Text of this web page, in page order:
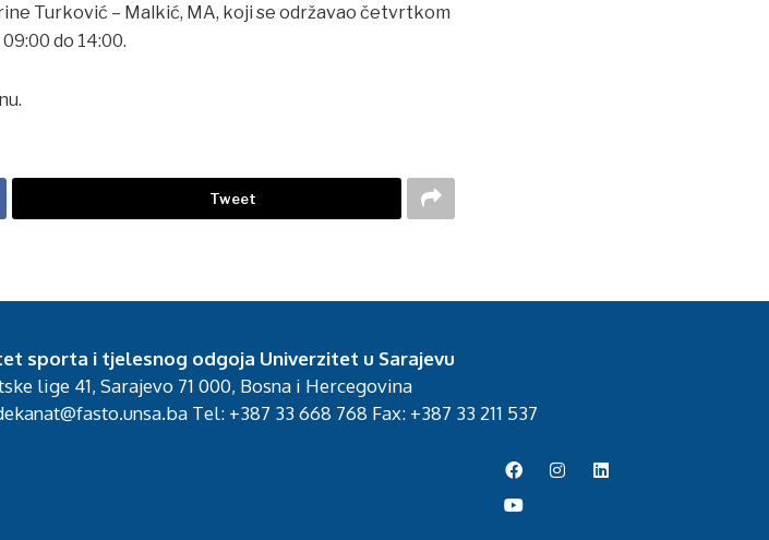
Turković – Malkić, MA, koji se održavao četvrtkom
do 14:00.
Tweet
sporta i tjelesnog odgoja Univerzitet u Sarajevu
lige 41, Sarajevo 71 000, Bosna i Hercegovina
Tel: +387 33 668 768 Fax: +387 33 211 537